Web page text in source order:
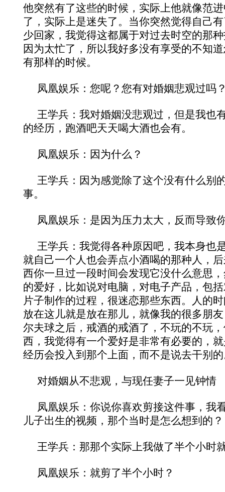
他突然有了这些的时候，实际上他就像范
了，实际上是迷失了。当你突然觉得自己
少回家，我觉得这都属于对过去时空的那
因为太忙了，所以我好多没有享受的不知
有那样的时候。
凤凰娱乐：您呢？您有对婚姻悲观过吗
王学兵：我对婚姻没悲观过，但是我也
的经历，跑酒吧天天喝大酒也会有。
凤凰娱乐：因为什么？
王学兵：因为感觉除了这个没有什么别
事。
凤凰娱乐：是因为压力太大，反而导致
王学兵：我觉得各种原因吧，我本身也
就自己一个人也会弄点小酒喝的那种人，
西你一旦过一段时间会发现它没什么意思
的爱好，比如说对电脑，对电子产品，包
片子制作的过程，很迷恋那些东西。人的
放在这儿就是放在那儿，就像我的很多朋
尔夫球之后，戒酒的戒酒了，不玩的不玩
西，我觉得有一个爱好是非常有必要的，
经历会投入到那个上面，而不是说去干别
对婚姻从不悲观，与现任妻子一见钟情
凤凰娱乐：你说你喜欢剪接这件事，我
儿子出生的视频，那个当时是怎么想到的？
王学兵：那那个实际上我做了半个小时
凤凰娱乐：就剪了半个小时？